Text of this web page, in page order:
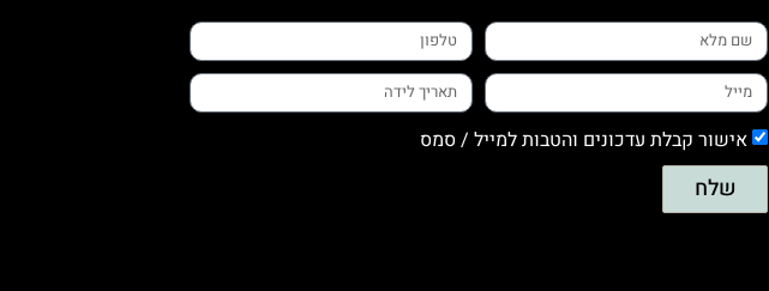
אישור קבלת עדכונים והטבות למייל / סמס
שלח